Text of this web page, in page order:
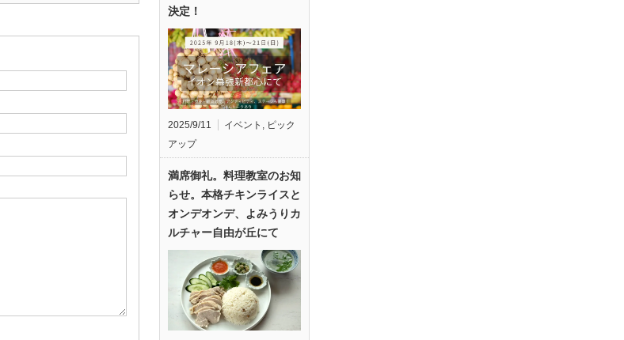
決定！
2025/9/11 イベント , ピック
アップ
満席御礼。料理教室のお知
らせ。本格チキンライスと
オンデオンデ、よみうりカ
ルチャー自由が丘にて